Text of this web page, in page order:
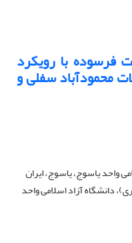
فرسوده با رویکرد
محمودآباد سفلی و
واحد یاسوج، یاسوج، ایران
دانشگاه آزاد اسلامی واحد